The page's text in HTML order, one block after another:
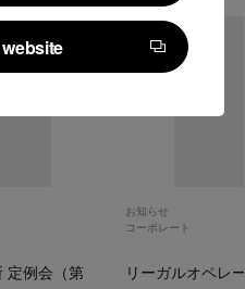
corporate site
定例会（第
お知らせ
コーポレート
リーガルオペレ